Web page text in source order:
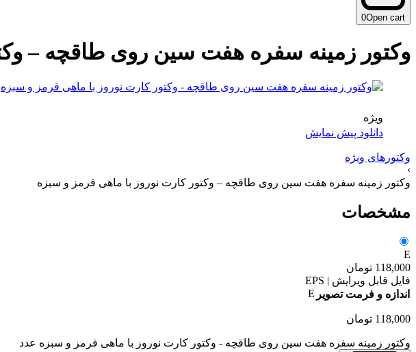
0Open cart
وکتور زمینه سفره هفت سین روی طاقچه –
ویژه
دانلود پیش نمایش
وکتورهای ویژه
›
وکتور زمینه سفره هفت سین روی طاقچه – وکتور کارت نوروز با ماهی قرمز و سبزه
مشخصات
E
118,000 تومان
فایل قابل ویرایش | EPS
اندازه و فرمت تصویر E
118,000 تومان
وکتور زمینه سفره هفت سین روی طاقچه - وکتور کارت نوروز با ماهی قرمز و سبزه عدد